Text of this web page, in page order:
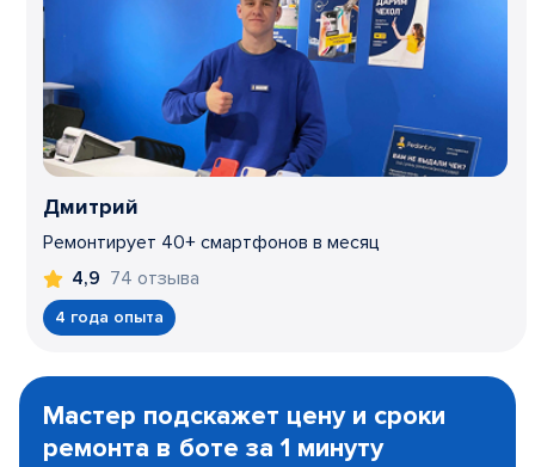
Дмитрий
Ремонтирует 40+ смартфонов в месяц
4,9 74 отзыва
4 года опыта
1
Мастер подскажет цену и сроки
ремонта в боте за 1 минуту